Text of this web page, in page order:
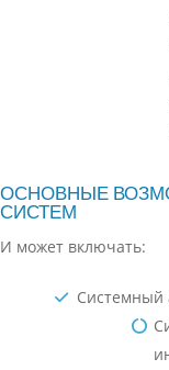
ОСНОВНЫЕ
СИСТЕМ
И может включать:
Системный